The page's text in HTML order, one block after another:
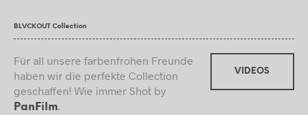
BLVCKOUT Collection
Für all unsere farbenfrohen Freunde
haben wir die perfekte Collection
geschaffen! Wie immer Shot by
PanFilm
VIDEOS